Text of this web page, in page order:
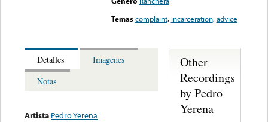
Temas complaint, incarceration,advice
Detalles
Imagenes
Notas
Artista Pedro Yerena
Other
Recordings
by Pedro
Yerena